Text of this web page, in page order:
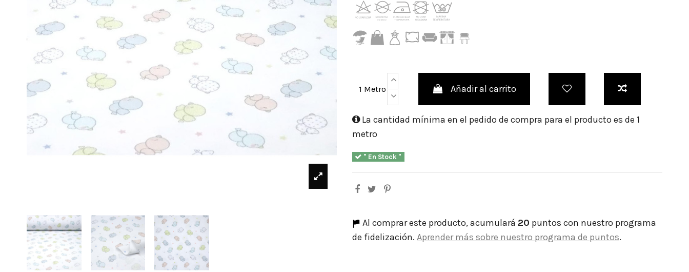
1 Metro Añadir al carrito
La cantidad mínima en el pedido de compra para el producto es de 1
metro
" En Stock "
Al comprar este producto, acumulará 20 puntos con nuestro programa
de fidelización. Aprender más sobre nuestro programa de puntos.